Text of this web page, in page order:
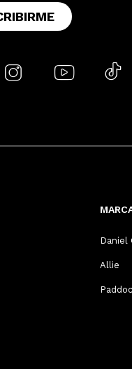
Daniel
Allie
  